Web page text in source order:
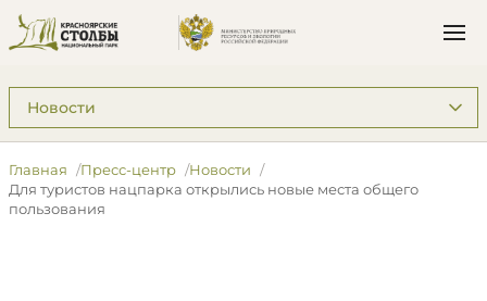
Подразделы: Пресс-центр
Главная Пресс-центр
Новости
Для туристов нацпарка открылись новые места общего
пользования